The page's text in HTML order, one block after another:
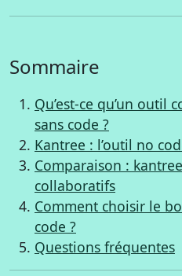
Sommaire
Qu’est-ce qu’un
sans code ?
Kantree : l’outil no
Comparaison :
collaboratifs
Comment choisir le
code ?
Questions fréquentes